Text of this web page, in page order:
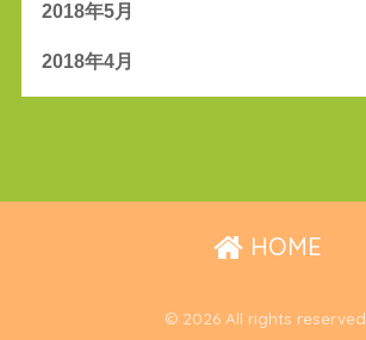
2018年5月
2018年4月
HOME
© 2026 All rights reserved.